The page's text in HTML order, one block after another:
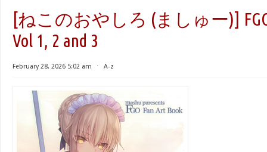
[ねこのおやしろ (ましゅー)] FGO
Vol 1, 2 and 3
February 28, 2026 5:02 am ⋅ A-z